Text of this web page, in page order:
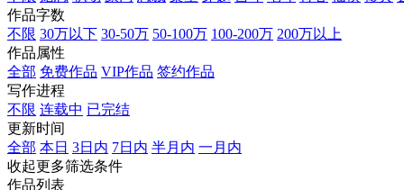
作品字数
不限 30万以下 30-50万 50-100万 100-200万 200万以上
作品属性
全部 免费作品 VIP作品 签约作品
写作进程
不限 连载中 已完结
更新时间
全部 本日 3日内 7日内 半月内 一月内
收起更多筛选条件
作品列表